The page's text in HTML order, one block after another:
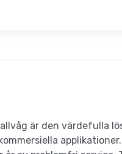
är den värdefulla